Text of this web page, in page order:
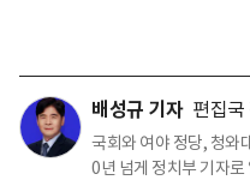
배성규 기자 편집국
국회와 여야 정당, 청와
0년 넘게 정치부 기자